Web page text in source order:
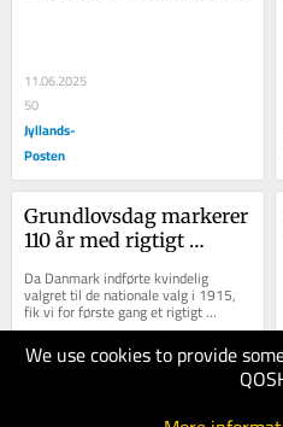
We use cookies to provide
11.06.2025
50
Jyllands-
Posten
Grundlovsdag markerer
110 år med rigtigt
Da Danmark indførte kvindelig
valgret til de nationale valg i 1915,
fik vi for første gang et rigtigt
demokrati – som et af verdens
første lande.
29.05.2025